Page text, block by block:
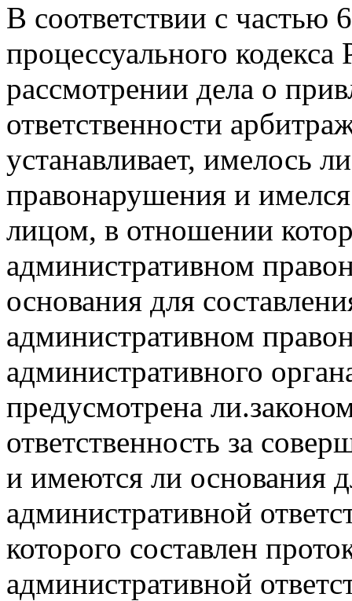
В соответствии с частью
процессуального
рассмотрении дела о
ответственности
устанавливает, имелось
правонарушения и
лицом, в отношении
административном
основания для
административном
административного
предусмотрена
ответственность за
и имеются ли основания
административной
которого составлен
административной